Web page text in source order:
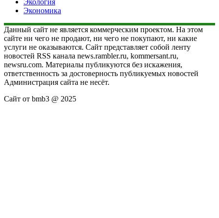
Экономика
Данный сайт не является коммерческим проектом. На этом
сайте ни чего не продают, ни чего не покупают, ни какие
услуги не оказываются. Сайт представляет собой ленту
новостей RSS канала news.rambler.ru, kommersant.ru,
newsru.com. Материалы публикуются без искажения,
ответственность за достоверность публикуемых новостей
Администрация сайта не несёт.
Сайт от bmb3 @ 2025